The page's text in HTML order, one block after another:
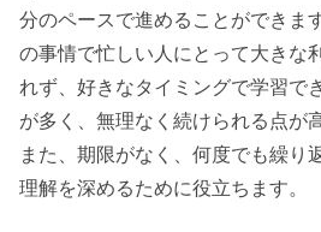
分のペースで進めることができま
の事情で忙しい人にとって大きな
れず、好きなタイミングで学習で
が多く、無理なく続けられる点が
また、期限がなく、何度でも繰り
理解を深めるために役立ちます。